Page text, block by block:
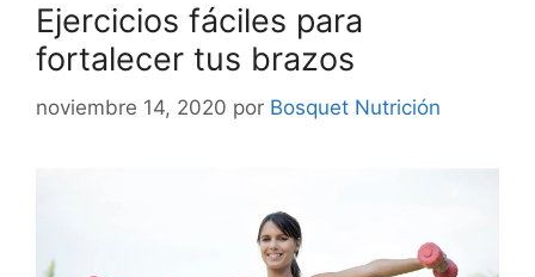
Ejercicios fáciles para
fortalecer tus brazos
noviembre 14, 2020 por Bosquet Nutrición